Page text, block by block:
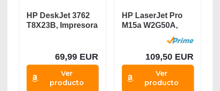
HP DeskJet 3762
T8X23B, Impresora
69,99 EUR
Ver
producto
HP LaserJet Pro
M15a W2G50A,
Impresora A4...
109,50 EUR
Ver
producto